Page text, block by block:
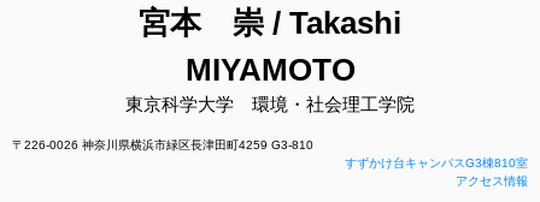
宮本 崇 / Takashi
MIYAMOTO
東京科学大学 環境・社会理工学院
〒226-0026 神奈川県横浜市緑区長津田町4259 G3-810
すずかけ台キャンパスG3棟810室
アクセス情報